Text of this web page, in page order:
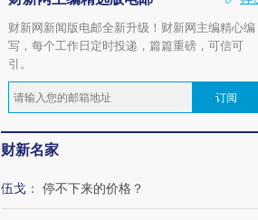
财新网新闻版电邮全新升级！财新网主编精心编
写，每个工作日定时投递，篇篇重磅，可信可
引。
订阅
财新名家
伍戈 ： 停不下来的价格？